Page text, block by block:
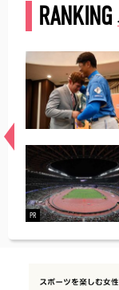
RANKING
常
PR